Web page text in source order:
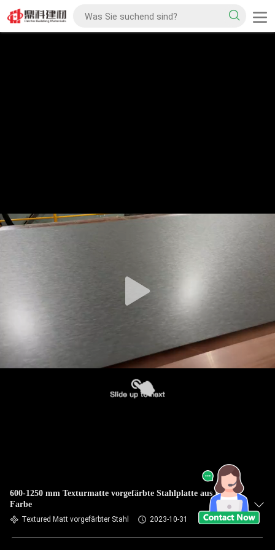
600-1250 mm Texturmatte vorgefärbte Stahlplatte aus HDP-
Farbe
Textured Matt vorgefärbter Stahl 2023-10-31